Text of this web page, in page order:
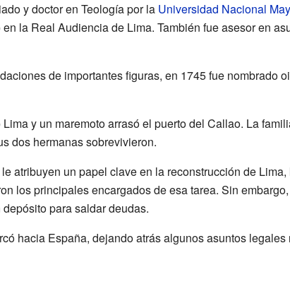
y doctor en Teología por la Universidad Nacional
la Real Audiencia de Lima. También fue asesor en
de importantes figuras, en 1745 fue nombrado
y un maremoto arrasó el puerto del Callao. La
dos hermanas sobrevivieron.
atribuyen un papel clave en la reconstrucción de
los principales encargados de esa tarea. Sin
para saldar deudas.
hacia España, dejando atrás algunos asuntos